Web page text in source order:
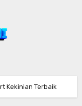
Kekinian Terbaik